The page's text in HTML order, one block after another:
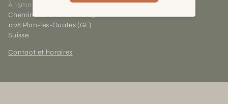
À 15mn du centre de Genève
Chemin des Charrotons 25
1228 Plan-les-Ouates (GE)
Suisse
Contact et horaires